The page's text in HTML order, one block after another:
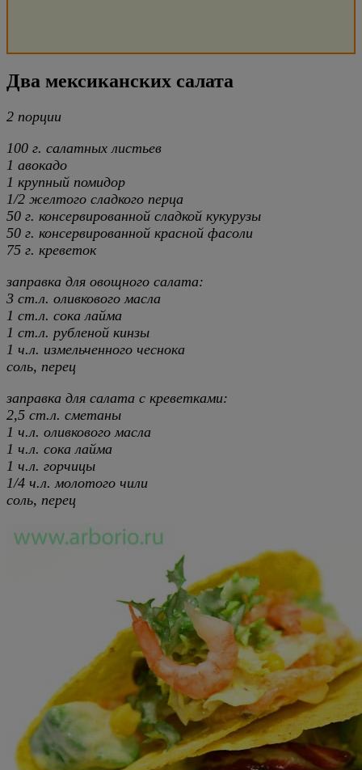
Два мексиканских салата
2 порции
100 г. салатных листьев
1 авокадо
1 крупный помидор
1/2 желтого сладкого перца
50 г. консервированной сладкой кукурузы
50 г. консервированной красной фасоли
75 г. креветок
заправка для овощного салата:
3 ст.л. оливкового масла
1 ст.л. сока лайма
1 ст.л. рубленой кинзы
1 ч.л. измельченного чеснока
соль, перец
заправка для салата с креветками:
2,5 ст.л. сметаны
1 ч.л. оливкового масла
1 ч.л. сока лайма
1 ч.л. горчицы
1/4 ч.л. молотого чили
соль, перец